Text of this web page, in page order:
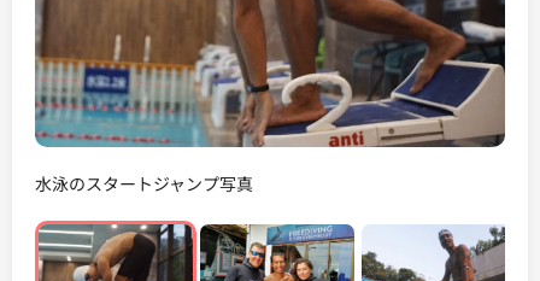
水泳のスタートジャンプ写真